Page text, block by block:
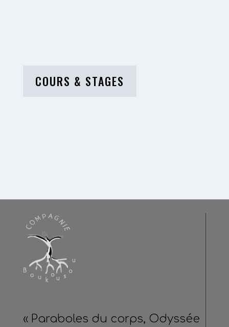
COURS & STAGES
« Paraboles du corps, Odyssée